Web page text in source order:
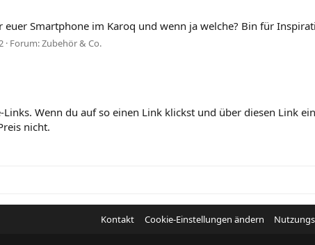
Smartphone im Karoq und wenn ja welche? Bin für
Forum:Zubehör & Co.
Wenn du auf so einen Link klickst und über diesen Link
nicht.
Kontakt Cookie-Einstellungen ändern